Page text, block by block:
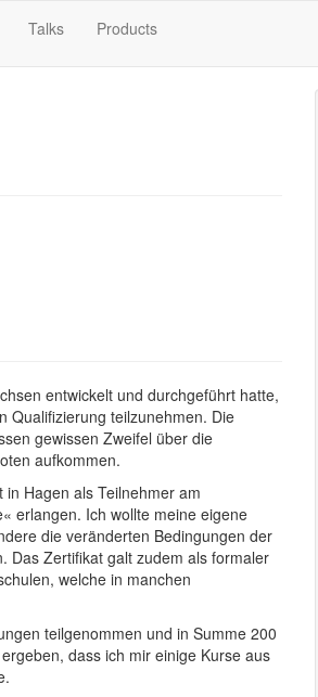
Talks Products
entwickelt und durchgeführt hatte,
Qualifizierung teilzunehmen. Die
gewissen Zweifel über die
aufkommen.
Hagen als Teilnehmer am
erlangen. Ich wollte meine eigene
die veränderten Bedingungen der
Das Zertifikat galt zudem als formaler
welche in manchen
teilgenommen und in Summe 200
dass ich mir einige Kurse aus